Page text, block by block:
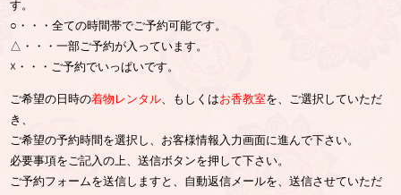
す。
○・・・全ての時間帯でご予約可能です。
△・・・一部ご予約が入っています。
☓・・・ご予約でいっぱいです。
ご希望の日時の着物レンタル、もしくはお香教室を、ご選択していただ
き、
ご希望の予約時間を選択し、お客様情報入力画面に進んで下さい。
必要事項をご記入の上、送信ボタンを押して下さい。
ご予約フォームを送信しますと、自動返信メールを、送信させていただ